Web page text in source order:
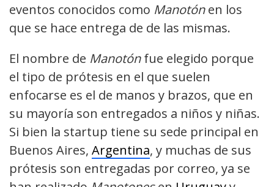
eventos conocidos como Manotónen los
que se hace entrega de de las mismas.
El nombre de Manotónfue elegido porque
el tipo de prótesis en el que suelen
enfocarse es el de manos y brazos, que en
su mayoría son entregados a niños y niñas.
Si bien la startup tiene su sede principal en
Buenos Aires, Argentina, y muchas de sus
prótesis son entregadas por correo, ya se